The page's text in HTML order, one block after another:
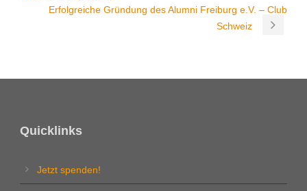
Erfolgreiche Gründung des Alumni Freiburg e.V. – Club
Schweiz
Quicklinks
Jetzt spenden!